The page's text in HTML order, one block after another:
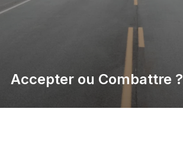
Accepter ou Combattre ?